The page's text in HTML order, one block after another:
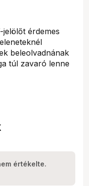
jelölőt érdemes
beleolvadnának
túl zavaró lenne
értékelte.